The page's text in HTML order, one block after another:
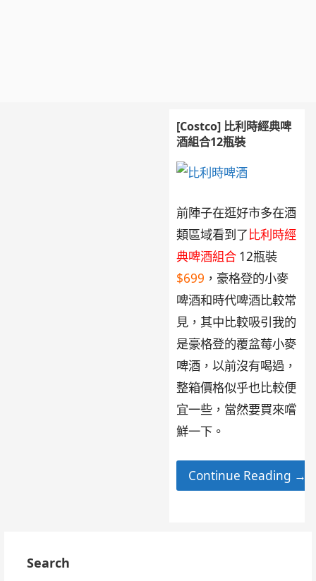
[Costco] 比利時經典啤
酒組合12瓶裝
前陣子在逛好市多在酒
類區域看到了比利時經
典啤酒組合 12瓶裝
$699 ，豪格登的小麥
啤酒和時代啤酒比較常
見，其中比較吸引我的
是豪格登的覆盆莓小麥
啤酒，以前沒有喝過，
整箱價格似乎也比較便
宜一些，當然要買來嚐
鮮一下。
Continue Reading →
Search